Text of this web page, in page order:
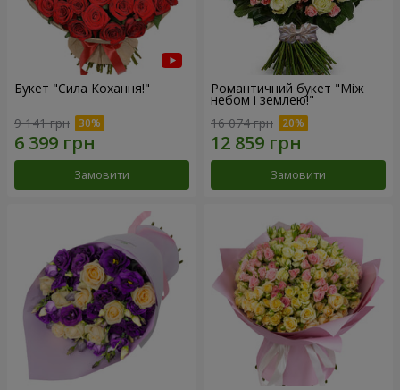
Букет "Сила Кохання!"
9 141 грн
Замовити
Романтичний букет "Між
небом і землею!"
16 074 грн
Замовити